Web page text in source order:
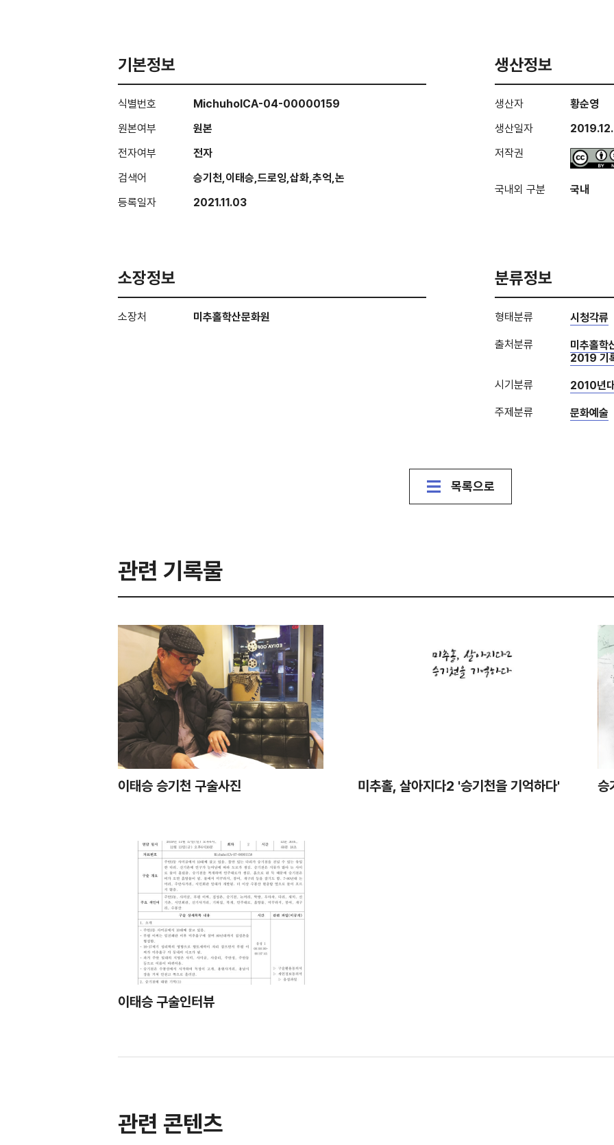
기본정보
식별번호
MichuholCA-04-00000159
원본여부
원본
전자여부
전자
검색어
승기천,이태승,드로잉,삽화,추억,논
등록일자
2021.11.03
생산정보
생산자
황순영
생산일자
저작권
국내외 구분 국내
소장정보
소장처 미추홀학산문화원
분류정보
형태분류 시청각류
출처분류
미추홀학
2019 기
시기분류 2010년
주제분류 문화예술
목록으로
관련 기록물
이태승 승기천 구술사진 미추홀, 살아지다2 '승기천을 기억하다' 승
이태승 구술인터뷰
관련 콘텐츠